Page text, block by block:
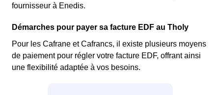
fournisseur à Enedis.
Démarches pour payer sa facture EDF au Tholy
Pour les Cafrane et Cafrancs, il existe plusieurs moyens
de paiement pour régler votre facture EDF, offrant ainsi
une flexibilité adaptée à vos besoins.